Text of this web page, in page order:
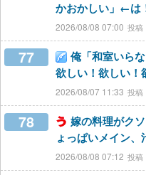
かおかしい」←は
2026/08/08 07:00
77
俺「和室いら
欲しい！欲しい！
2026/08/07 11:33
78
嫁の料理がク
ょっぱいメイン、
2026/08/08 07:12